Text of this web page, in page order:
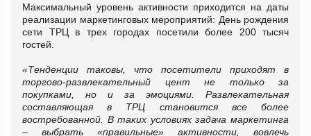
Максимальный уровень активности приходится на даты
реализации маркетинговых мероприятий: День рождения
сети ТРЦ в трех городах посетили более 200 тысяч
гостей.
«Тенденции таковы, что посетители приходят в
торгово-развлекательный цент не только за
покупками, но и за эмоциями. Развлекательная
составляющая в ТРЦ становится все более
востребованной. В таких условиях задача маркетинга
– выбрать «правильные» активности, вовлечь